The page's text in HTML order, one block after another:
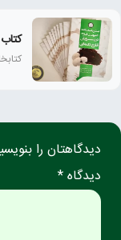
دیدگاهتان را
دیدگاه *